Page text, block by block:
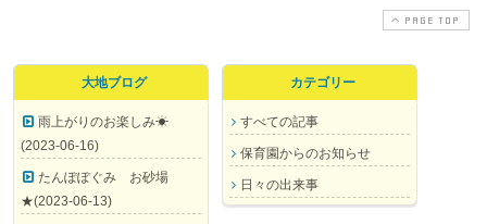
PAGE TOP
大地ブログ
雨上がりのお楽しみ☀
(2023-06-16)
たんぽぽぐみ お砂場
★(2023-06-13)
カテゴリー
すべての記事
保育園からのお知らせ
日々の出来事